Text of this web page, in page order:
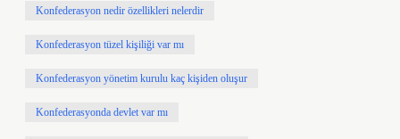
Konfederasyon nedir özellikleri nelerdir
Konfederasyon tüzel kişiliği var mı
Konfederasyon yönetim kurulu kaç kişiden oluşur
Konfederasyonda devlet var mı